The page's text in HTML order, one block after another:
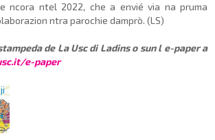
ncora ntel 2022, che a envié via na pruma
ntra parochie damprò. (LS)
de La Usc di Ladins o sun l e-paper a
e-paper